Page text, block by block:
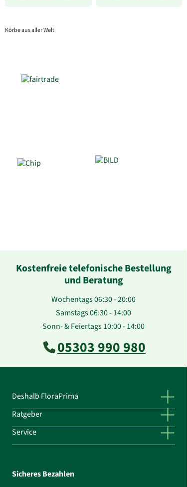
Körbe aus aller Welt
Kostenfreie telefonische Bestellung
und Beratung
Wochentags 06:30 - 20:00
Samstags 06:30 - 14:00
Sonn- & Feiertags 10:00 - 14:00
05303 990 980
Deshalb FloraPrima
Ratgeber
Service
Sicheres Bezahlen